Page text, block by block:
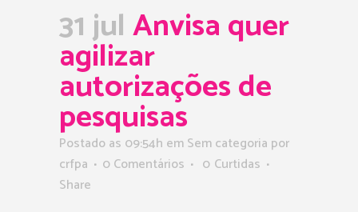
31 julAnvisa quer
agilizar
autorizações de
pesquisas
Postado as 09:54h em Sem categoria por
crfpa
0 Comentários 0 Curtidas
Share